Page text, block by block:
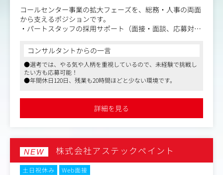
コールセンター事業の拡大フェーズを、総務・人事の両面
から支えるポジションです。
・パートスタッフの採用サポート（面接・面談、応募対
・勤怠・労務管理のサポート
・各種書類作成、データ入力・集計・管理
・備品・拠点まわりの管理、各種手配
・経理業務のサポート（分担に応じて）
・業務フロー改善、社内DX推進
コンサルタントからの一言
●選考では、やる気や人柄を重視しているので、未経験で挑戦し
たい方も応募可能！
●年間休日120日、残業も20時間ほどと少ない環境です。
詳細を見る
NEW 株式会社アステックペイント
土日祝休み
Web面接